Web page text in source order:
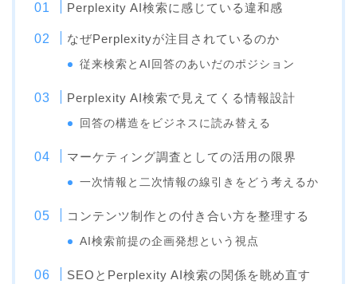
Perplexity AI検索に感じている違和感
なぜPerplexityが注目されているのか
従来検索とAI回答のあいだのポジション
Perplexity AI検索で見えてくる情報設計
回答の構造をビジネスに読み替える
マーケティング調査としての活用の限界
一次情報と二次情報の線引きをどう考えるか
コンテンツ制作との付き合い方を整理する
AI検索前提の企画発想という視点
SEOとPerplexity AI検索の関係を眺め直す